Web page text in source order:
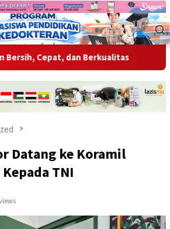
dan Berkualitas Wabup
Datang ke Koramil
TNI